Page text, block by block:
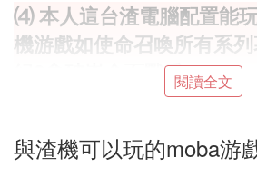
⑷ 本人這台渣電腦配置能
機游戲如使命召喚所有系
紀2拿破崙全面戰爭閱讀全文
與渣機可以玩的moba游